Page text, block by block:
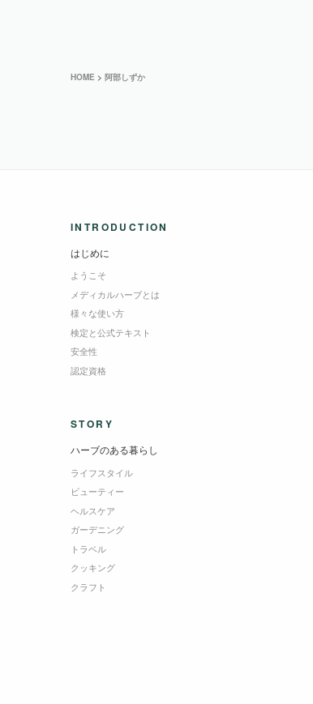
HOME > 阿部しずか
INTRODUCTION
はじめに
ようこそ
メディカルハーブとは
様々な使い方
検定と公式テキスト
安全性
認定資格
STORY
ハーブのある暮らし
ライフスタイル
ビューティー
ヘルスケア
ガーデニング
トラベル
クッキング
クラフト